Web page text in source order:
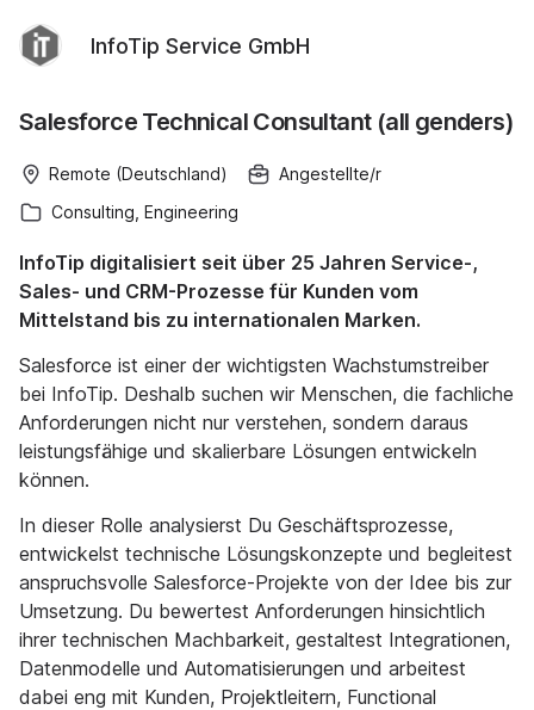
InfoTip Service GmbH
Salesforce Technical Consultant (all genders)
Remote (Deutschland)
Angestellte/r
Consulting, Engineering
InfoTip digitalisiert seit über 25 Jahren Service-,
Sales- und CRM-Prozesse für Kunden vom
Mittelstand bis zu internationalen Marken.
Salesforce ist einer der wichtigsten Wachstumstreiber
bei InfoTip. Deshalb suchen wir Menschen, die fachliche
Anforderungen nicht nur verstehen, sondern daraus
leistungsfähige und skalierbare Lösungen entwickeln
können.
In dieser Rolle analysierst Du Geschäftsprozesse,
entwickelst technische Lösungskonzepte und begleitest
anspruchsvolle Salesforce-Projekte von der Idee bis zur
Umsetzung. Du bewertest Anforderungen hinsichtlich
ihrer technischen Machbarkeit, gestaltest Integrationen,
Datenmodelle und Automatisierungen und arbeitest
dabei eng mit Kunden, Projektleitern, Functional